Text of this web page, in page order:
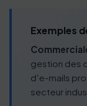
Exemples
gestion des
d'e-mails
secteur